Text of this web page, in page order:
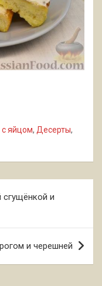
с яйцом, Десерты,
и
и черешней